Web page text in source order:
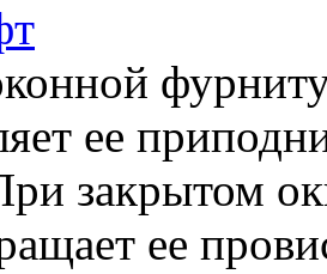
ее
закрытом
ее